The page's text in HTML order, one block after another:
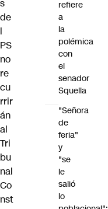
s
de
l
PS
no
re
cu
rrir
án
al
Tri
bu
nal
Co
nst
refiere
a
la
polémica
con
el
senador
Squella
"Señora
de
feria"
y
"se
le
salió
lo